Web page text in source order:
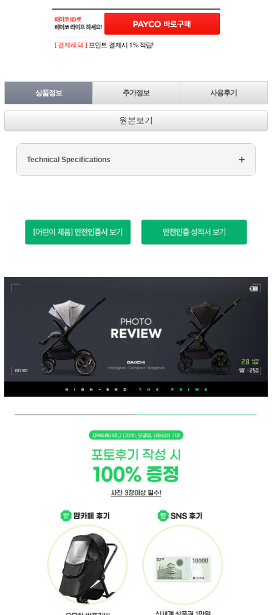
페이코 ID로 페
PAYCO 바로구매
[ 결제혜택 ] 포인트 결제시 1% 적립!
상품정보 추가정보 사용후기
원본보기
Technical Specifications
Display: 15.6" FHD
Graphics: NVIDIA GTX 1660Ti